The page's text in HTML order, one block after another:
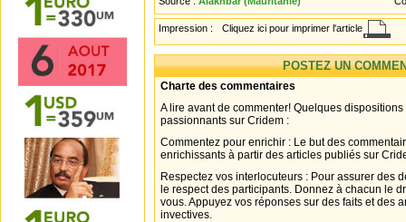
Impression : Cliquez ici pour imprimer l'article
POSTEZ UN
Charte des commentaires
A lire avant de commenter! Quelques
passionnants sur Cridem :
Commentez pour enrichir : Le but des
enrichissants à partir des articles publiés sur
Respectez vos interlocuteurs : Pour assurer des
le respect des participants. Donnez à chacun le
vous. Appuyez vos réponses sur des faits et des
invectives.